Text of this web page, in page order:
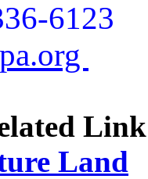
6123
Land